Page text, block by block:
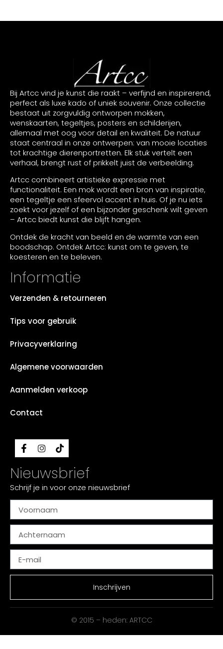
Bij Artcc vind je kunst die raakt – verfijnd en inspirerend,
perfect als luxe kado of uniek souvenir. Onze collectie
bestaat uit zorgvuldig ontworpen mokken,
wenskaarten, tegeltjes, posters en schilderijen,
allemaal met oog voor detail en kwaliteit. De natuur
staat centraal in onze ontwerpen: van mooie locaties
tot krachtige dierenportretten. Elk stuk vertelt een
verhaal, brengt rust of prikkelt juist de verbeelding.
Artcc combineert artistieke expressie met
functionaliteit. Een mok wordt een bron van inspiratie,
een tegeltje een sfeervol accent in huis. Of je nu iets
zoekt voor jezelf of een bijzonder geschenk wilt geven
– Artcc biedt kunst die blijft hangen.
Ontdek de kracht van beeld en de warmte van een
boodschap. Ontdek Artcc: kunst om te geven, te
koesteren en te beleven.
Informatie
Verzenden & retourneren
Tips voor gebruik
Privacyverklaring
Algemene voorwaarden
Aanmelden verkoop
Contact
Nieuwsbrief
Schrijf je in voor onze nieuwsbrief
Inschrijven
© 2015 – heden: ARTCC